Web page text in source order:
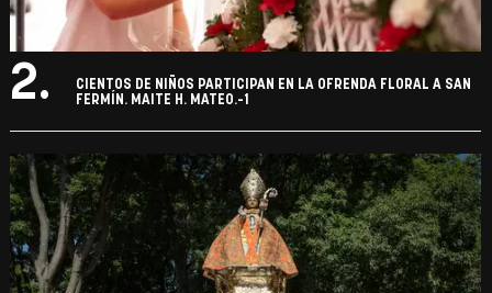
2.
CIENTOS DE NIÑOS PARTICIPAN EN LA OFRENDA FLORAL A SAN
FERMÍN. MAITE H. MATEO.-1